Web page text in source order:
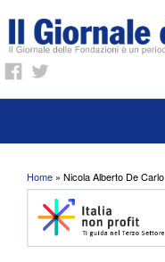
Tu sei qui
Home » Nicola Alberto De Carlo